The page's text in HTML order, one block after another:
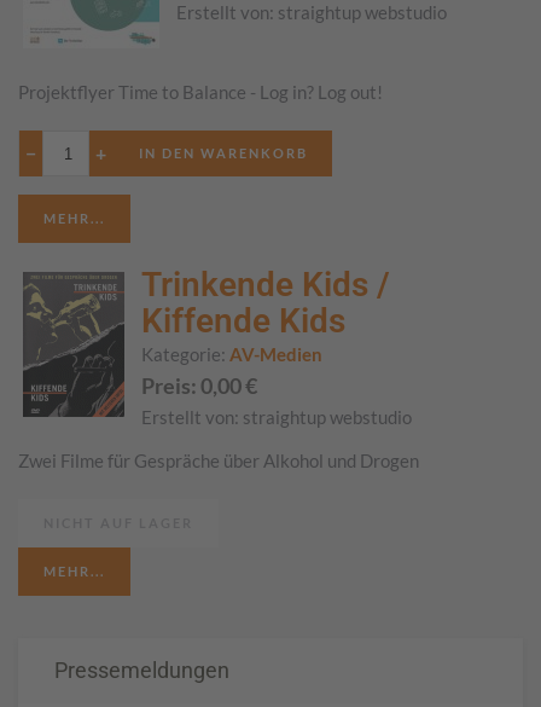
Erstellt von: straightup webstudio
Projektflyer Time to Balance - Log in? Log out!
− +
MEHR...
Trinkende Kids /
Kiffende Kids
Kategorie: AV-Medien
Preis: 0,00€
Erstellt von: straightup webstudio
Zwei Filme für Gespräche über Alkohol und Drogen
MEHR...
Pressemeldungen